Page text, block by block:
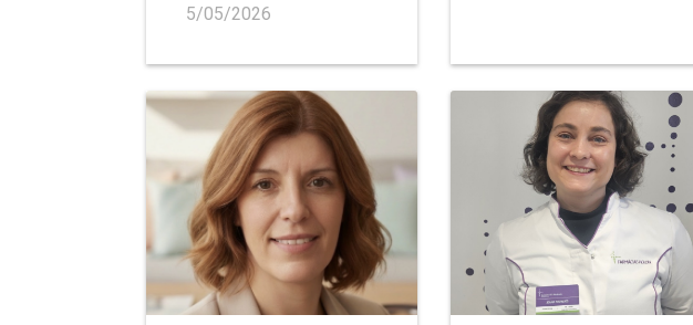
5/05/2026